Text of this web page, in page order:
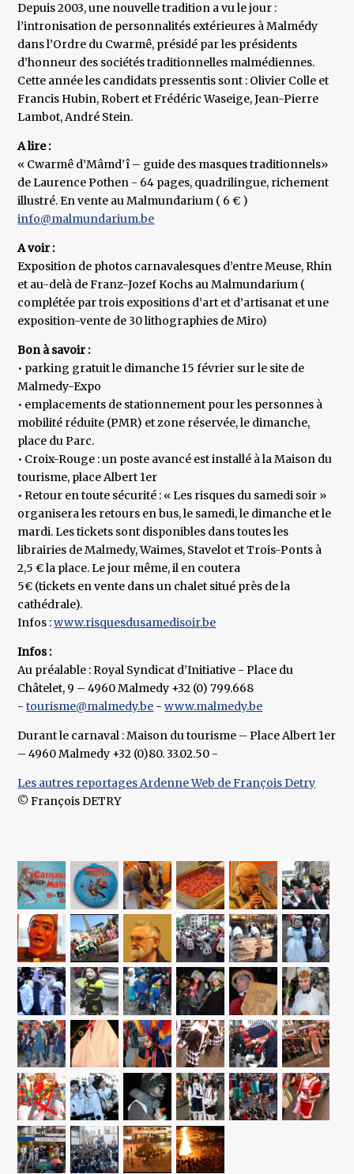
Depuis 2003, une nouvelle tradition a vu le jour :
l’intronisation de personnalités extérieures à Malmédy
dans l’Ordre du Cwarmê, présidé par les présidents
d’honneur des sociétés traditionnelles malmédiennes.
Cette année les candidats pressentis sont : Olivier Colle et
Francis Hubin, Robert et Frédéric Waseige, Jean-Pierre
Lambot, André Stein.
A lire :
« Cwarmê d’Mâmd’î – guide des masques traditionnels»
de Laurence Pothen - 64 pages, quadrilingue, richement
illustré. En vente au Malmundarium ( 6 € )
info@malmundarium.be
A voir :
Exposition de photos carnavalesques d’entre Meuse, Rhin
et au-delà de Franz-Jozef Kochs au Malmundarium (
complétée par trois expositions d’art et d’artisanat et une
exposition-vente de 30 lithographies de Miro)
Bon à savoir :
• parking gratuit le dimanche 15 février sur le site de
Malmedy-Expo
• emplacements de stationnement pour les personnes à
mobilité réduite (PMR) et zone réservée, le dimanche,
place du Parc.
• Croix-Rouge : un poste avancé est installé à la Maison du
tourisme, place Albert 1er
• Retour en toute sécurité : « Les risques du samedi soir »
organisera les retours en bus, le samedi, le dimanche et le
mardi. Les tickets sont disponibles dans toutes les
librairies de Malmedy, Waimes, Stavelot et Trois-Ponts à
2,5 € la place. Le jour même, il en coutera
5€ (tickets en vente dans un chalet situé près de la
cathédrale).
Infos :www.risquesdusamedisoir.be
Infos :
Au préalable : Royal Syndicat d’Initiative - Place du
Châtelet, 9 – 4960 Malmedy +32 (0) 799.668
-tourisme@malmedy.be -www.malmedy.be
Durant le carnaval : Maison du tourisme – Place Albert 1er
– 4960 Malmedy +32 (0)80. 33.02.50 -
Les autres reportages Ardenne Web de François Detry
© François DETRY